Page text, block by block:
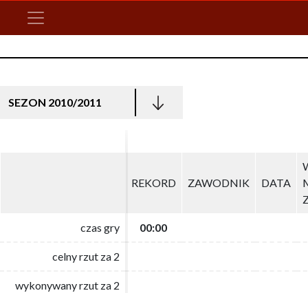
SEZON 2010/2011
REKORD ZAWODNIK DATA
czas gry 00:00
celny rzut za 2
wykonywany rzut za 2
REKORD ZAWODNIK DATA
czas gry 00:00
celny rzut za 2
wykonywany rzut za 2